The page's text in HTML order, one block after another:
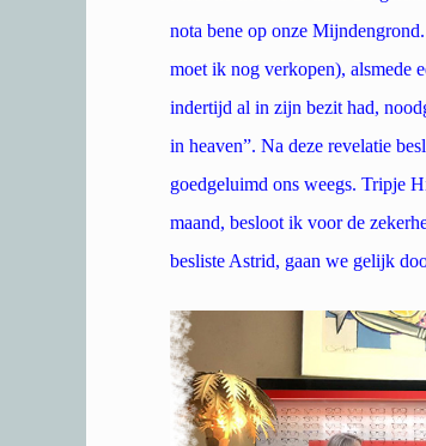
nota bene op onze
moet ik nog verkopen), alsmede
indertijd al in zijn bezit had,
in heaven”. Na deze revelatie
goedgeluimd ons weegs. Tripje
maand, besloot ik voor de
besliste Astrid, gaan we gelijk